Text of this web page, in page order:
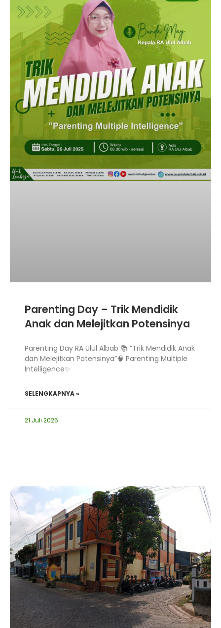
Parenting Day – Trik Mendidik
Anak dan Melejitkan Potensinya
Parenting Day RA Ulul Albab 📚 “Trik Mendidik Anak
dan Melejitkan Potensinya”🧠 Parenting Multiple
Intelligence⁣✨
SELENGKAPNYA »
21 Juli 2025